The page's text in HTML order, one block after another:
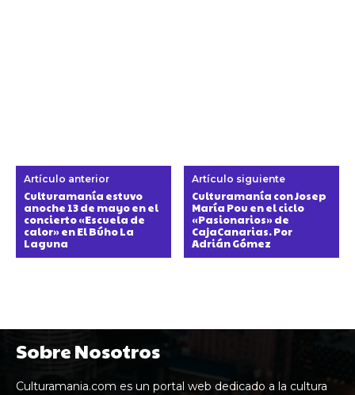
Artículo anterior
Culturamanía estuvo
anoche 13 de mayo en el
concierto «Escuela de
calor» en El Búho La
Laguna
Artículo siguiente
Culturamanía con Josep
María Pou en el ciclo
«Pasionarios» de
CajaCanarias. Por
Adrián Gómez
Sobre Nosotros
Culturamania.com es un portal web dedicado a la cultura